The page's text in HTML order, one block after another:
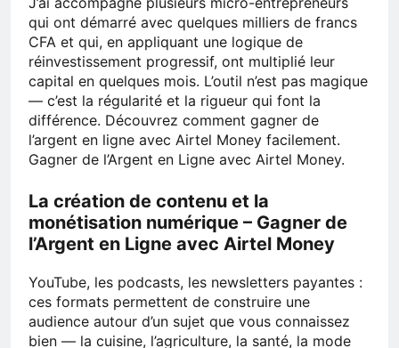
qui ont démarré avec quelques milliers de francs
CFA et qui, en appliquant une logique de
réinvestissement progressif, ont multiplié leur
capital en quelques mois. L’outil n’est pas magique
— c’est la régularité et la rigueur qui font la
différence. Découvrez comment gagner de
l’argent en ligne avec Airtel Money facilement.
Gagner de l’Argent en Ligne avec Airtel Money.
La création de contenu et la
monétisation numérique – Gagner de
l’Argent en Ligne avec Airtel Money
YouTube, les podcasts, les newsletters payantes :
ces formats permettent de construire une
audience autour d’un sujet que vous connaissez
bien — la cuisine, l’agriculture, la santé, la mode